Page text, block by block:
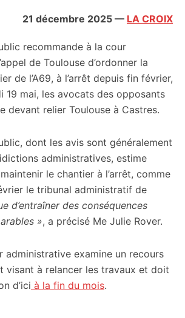
21 décembre 2025 — LA CROIX
recommande à la cour
de Toulouse d’ordonner la
de l’A69, à l’arrêt depuis fin février,
19 mai, les avocats des opposants
devant relier Toulouse à Castres.
dont les avis sont généralement
administratives, estime
le chantier à l’arrêt, comme
le tribunal administratif de
d’entraîner des conséquences
», a précisé Me Julie Rover.
administrative examine un recours
visant à relancer les travaux et doit
d’ici à la fin du mois.